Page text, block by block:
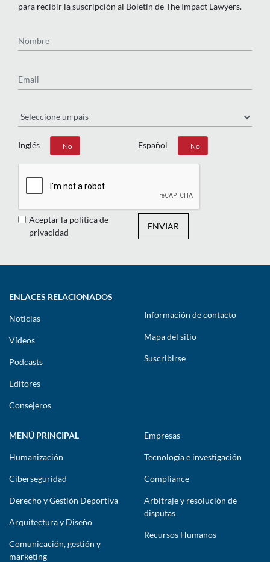
para recibir la suscripción al Boletín de The Impact Lawyers.
Inglés
Sí No Español
Sí No
Aceptar la política de
privacidad
ENVIAR
ENLACES RELACIONADOS
Noticias
Vídeos
Podcasts
Editores
Consejeros
Información de contacto
Mapa del sitio
Suscribirse
MENÚ PRINCIPAL
Humanización
Ciberseguridad
Derecho y Gestión Deportiva
Arquitectura y Diseño
Comunicación, gestión y
marketing
Empresas
Tecnología e investigación
Compliance
Arbitraje y resolución de
disputas
Recursos Humanos